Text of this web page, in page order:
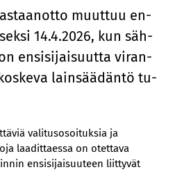
muut­tuu en­
14.4.2026, kun säh­
en­si­si­jai­suut­ta vi­ran­
lain­sää­dän­tö tu­
valitusosoituksia ja
laadittaessa on otettava
ensisijaisuuteen liittyvät